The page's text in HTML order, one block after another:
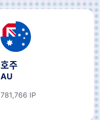
호주
AU
781,766 IP